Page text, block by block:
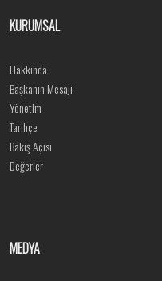
KURUMSAL
Hakkında
Başkanın Mesajı
Yönetim
Tarihçe
Bakış Açısı
Değerler
MEDYA